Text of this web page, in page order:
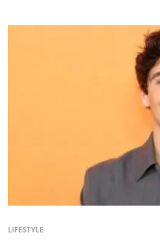
LIFESTYLE